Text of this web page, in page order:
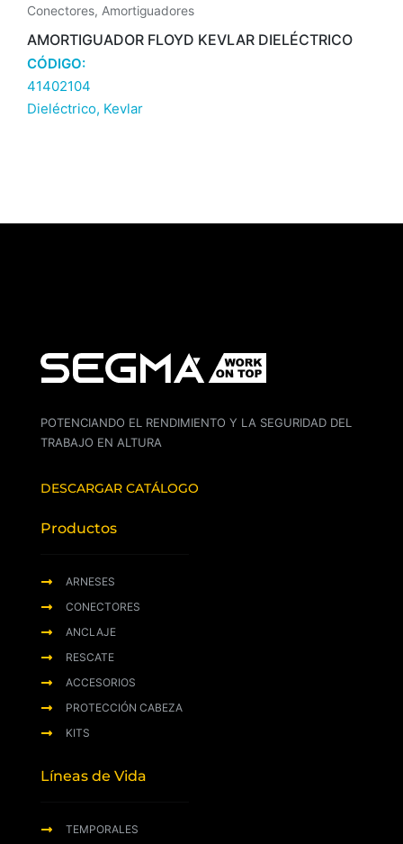
Conectores, Amortiguadores
AMORTIGUADOR FLOYD KEVLAR DIELÉCTRICO
CÓDIGO:
41402104
Dieléctrico, Kevlar
POTENCIANDO EL RENDIMIENTO Y LA SEGURIDAD DEL
TRABAJO EN ALTURA
DESCARGAR CATÁLOGO
Productos
ARNESES
CONECTORES
ANCLAJE
RESCATE
ACCESORIOS
PROTECCIÓN CABEZA
KITS
Líneas de Vida
TEMPORALES